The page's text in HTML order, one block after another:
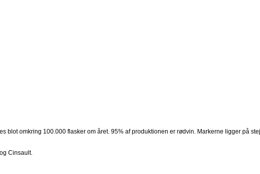
omkring 100.000 flasker om året. 95% af produktionen er rødvin. Markerne ligger på
Cinsault.